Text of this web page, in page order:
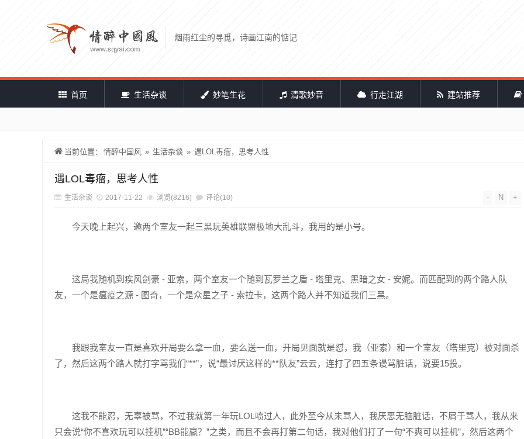
烟雨红尘的寻觅，诗画江南的惦记
首页 生活杂谈 妙笔生花 清歌妙音 行走江湖 建站推荐
当前位置： 情醉中国风 » 生活杂谈 » 遇LOL毒瘤，思考人性
遇LOL毒瘤，思考人性
生活杂谈 2017-11-22 浏览(8216) 评论(10) - N +
今天晚上起兴，邀两个室友一起三黑玩英雄联盟极地大乱斗，我用的是小号。
这局我随机到疾风剑豪 - 亚索，两个室友一个随到瓦罗兰之盾 - 塔里克、黑暗之女 - 安妮。而匹配到的两个路人队
友，一个是瘟疫之源 - 图奇，一个是众星之子 - 索拉卡，这两个路人并不知道我们三黑。
我跟我室友一直是喜欢开局要么拿一血，要么送一血，开局见面就是怼，我（亚索）和一个室友（塔里克）被对面杀
了，然后这两个路人就打字骂我们“**”，说“最讨厌这样的**队友”云云，连打了四五条谩骂脏话，说要15投。
这我不能忍，无辜被骂，不过我就第一年玩LOL喷过人，此外至今从未骂人，我厌恶无脑脏话，不屑于骂人，我从来
只会说“你不喜欢玩可以挂机”“BB能赢？”之类，而且不会再打第二句话，我对他们打了一句“不爽可以挂机”，然后这两个